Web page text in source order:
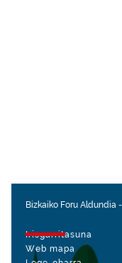
Bizkaiko Foru Aldundia -
Irisgarritasuna
Web mapa